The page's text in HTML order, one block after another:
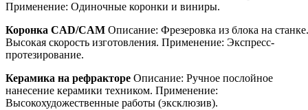
Применение: Одиночные коронки и виниры.
Коронка CAD/CAM Описание: Фрезеровка из блока на станке.
Высокая скорость изготовления. Применение: Экспресс-
протезирование.
Керамика на рефракторе Описание: Ручное послойное
нанесение керамики техником. Применение:
Высокохудожественные работы (эксклюзив).